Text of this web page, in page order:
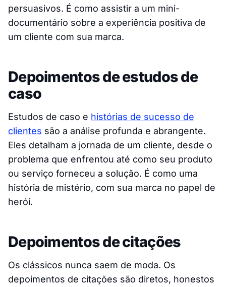
persuasivos. É como assistir a um mini-
documentário sobre a experiência positiva de
um cliente com sua marca.
Depoimentos de estudos de
caso
Estudos de caso e histórias de sucesso de
clientes são a análise profunda e abrangente.
Eles detalham a jornada de um cliente, desde o
problema que enfrentou até como seu produto
ou serviço forneceu a solução. É como uma
história de mistério, com sua marca no papel de
herói.
Depoimentos de citações
Os clássicos nunca saem de moda. Os
depoimentos de citações são diretos, honestos